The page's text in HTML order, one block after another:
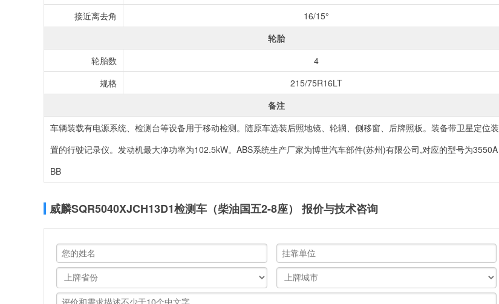
接近离去角
16/15°
轮胎
轮胎数
4
规格
215/75R16LT
备注
车辆装载有电源系统、检测台等设备用于移动检测。随原车选装后照地镜、轮辋、侧移窗、后牌照板。装备带卫星定位装
置的行驶记录仪。发动机最大净功率为102.5kW。ABS系统生产厂家为博世汽车部件(苏州)有限公司,对应的型号为3550A
BB
威麟SQR5040XJCH13D1检测车（柴油国五2-8座） 报价与技术咨询